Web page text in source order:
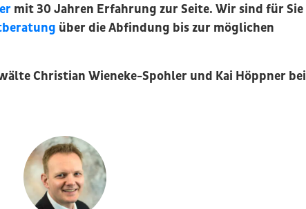
mit 30 Jahren Erfahrung zur Seite. Wir sind für Sie
über die Abfindung bis zur möglichen
Christian Wieneke-Spohler und Kai Höppner bei